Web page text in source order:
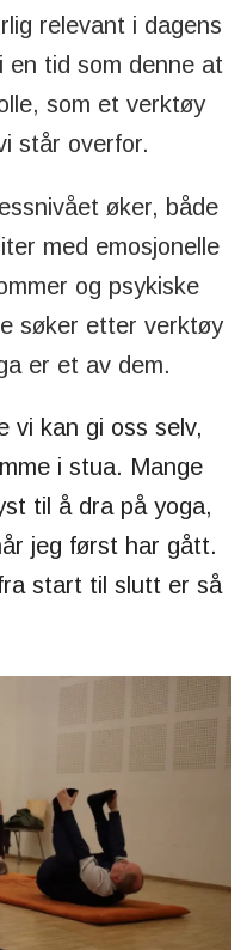
relevant i dagens
tid som denne at
som et verktøy
står overfor.
øker, både
med emosjonelle
og psykiske
søker etter verktøy
er et av dem.
vi kan gi oss selv,
i stua. Mange
til å dra på yoga,
jeg først har gått.
start til slutt er så